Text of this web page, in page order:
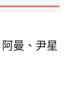
曼、尹星